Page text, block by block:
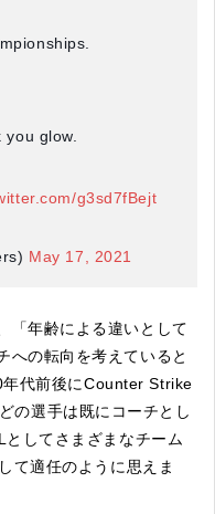
you glow.
g3sd7fBejt
May 17, 2021
「年齢による違いとして
への転向を考えていると
代前後にCounter Strike
の選手は既にコーチとし
してさまざまなチーム
て適任のように思えま